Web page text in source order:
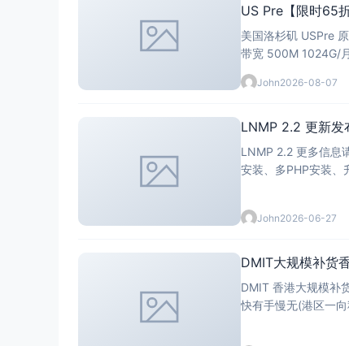
US Pre【限时65折
美国洛杉矶 USPre 原生 IP 产品上线 当前有货 LAXPre
带宽 500M 1024G/
John2026-08-07
LNMP 2.2 更新发
LNMP 2.2 更多信息请访问https://
John2026-06-27
DMIT大规模补货
DMIT 香港大规模补
快有手慢无(港区一向